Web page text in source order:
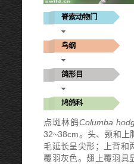
脊索动物门
鸟纲
鸽形目
鸠鸽科
点斑林鸽Columba
32~38cm。头、颈和上
毛延长呈尖形；上背和
覆羽灰色。翅上覆羽具